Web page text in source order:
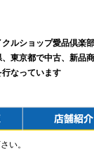
クルショップ愛品倶楽
、東京都で中古、新品
行なっています
い。